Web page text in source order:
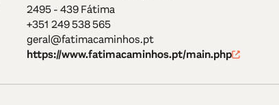
2495 - 439 Fátima
+351 249 538 565
geral@fatimacaminhos.pt
https://www.fatimacaminhos.pt/main.php